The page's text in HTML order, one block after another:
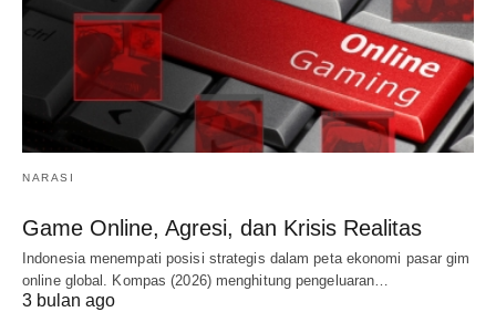
NARASI
Game Online, Agresi, dan Krisis Realitas
Indonesia menempati posisi strategis dalam peta ekonomi pasar gim
online global. Kompas (2026) menghitung pengeluaran…
3 bulan ago